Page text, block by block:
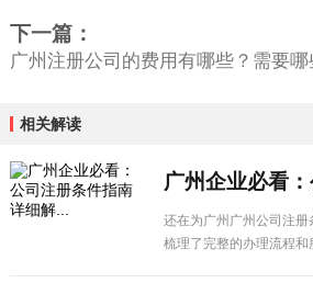
下一篇：
广州注册公司的费用有哪些？需要哪
相关解读
还在为广州广州公司注
梳理了完整的办理流程和